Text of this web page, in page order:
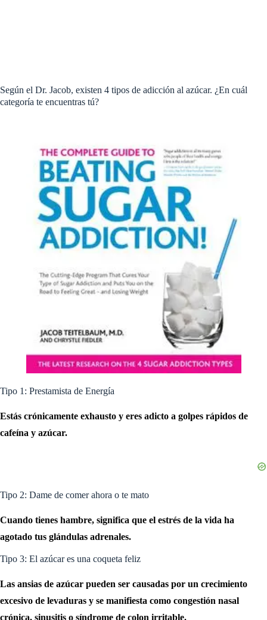
Según el Dr. Jacob, existen 4 tipos de adicción al azúcar. ¿En cuál
categoría te encuentras tú?
Tipo 1: Prestamista de Energía
Estás crónicamente exhausto y eres adicto a golpes rápidos de
cafeína y azúcar.
Tipo 2: Dame de comer ahora o te mato
Cuando tienes hambre, significa que el estrés de la vida ha
agotado tus glándulas adrenales.
Tipo 3: El azúcar es una coqueta feliz
Las ansias de azúcar pueden ser causadas por un crecimiento
excesivo de levaduras y se manifiesta como congestión nasal
crónica, sinusitis o síndrome de colon irritable.